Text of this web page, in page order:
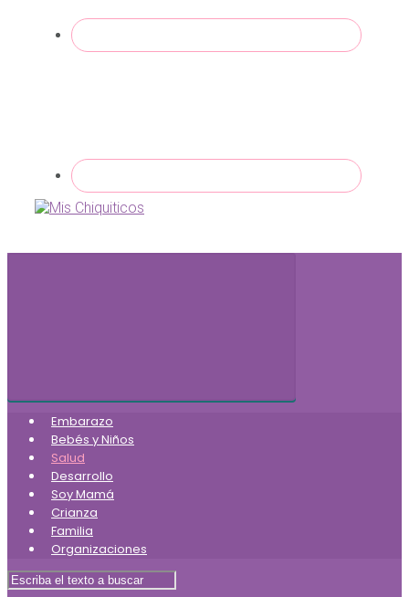
Embarazo
Bebés y Niños
Salud
Desarrollo
Soy Mamá
Crianza
Familia
Organizaciones